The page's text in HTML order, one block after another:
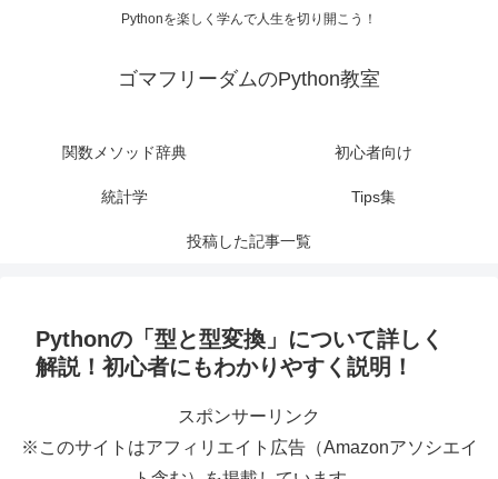
Pythonを楽しく学んで人生を切り開こう！
ゴマフリーダムのPython教室
関数メソッド辞典 初心者向け
統計学 Tips集
投稿した記事一覧
Pythonの「型と型変換」について詳しく
解説！初心者にもわかりやすく説明！
スポンサーリンク
※このサイトはアフィリエイト広告（Amazonアソシエイ